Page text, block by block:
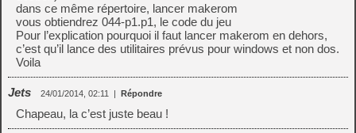
dans ce même répertoire, lancer makerom
vous obtiendrez 044-p1.p1, le code du jeu
Pour l’explication pourquoi il faut lancer makerom en dehors,
c’est qu’il lance des utilitaires prévus pour windows et non dos.
Voila
Jets 24/01/2014, 02:11 | Répondre
Chapeau, la c’est juste beau !